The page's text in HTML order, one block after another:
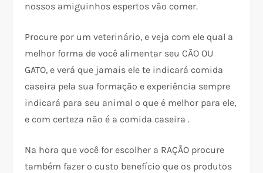
nossos amiguinhos espertos vão comer.
Procure por um veterinário, e veja com ele qual a
melhor forma de você alimentar seu CÃO OU
GATO, e verá que jamais ele te indicará comida
caseira pela sua formação e experiência sempre
indicará para seu animal o que é melhor para ele,
e com certeza não é a comida caseira .
Na hora que você for escolher a RAÇÃO procure
também fazer o custo benefício que os produtos